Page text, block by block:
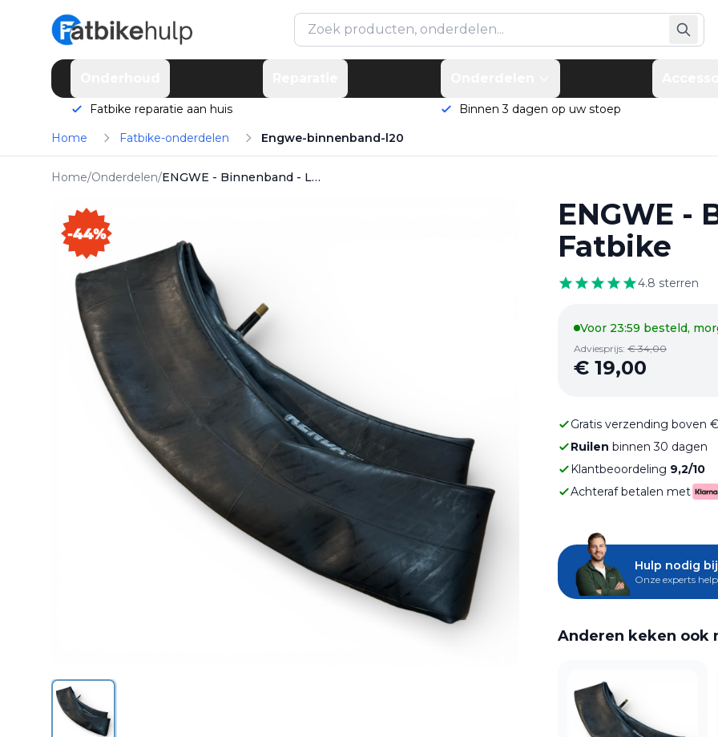
Fatbike reparatie aan huis Binnen 3 dagen op uw stoep
Home
Fatbike-onderdelen Engwe-binnenband-l20
Toegevoegd!
Product is toegevoegd aan je
Home/Onderdelen/ ENGWE - Binnenband - L20 - Fatbike
-44%
ENGWE -
Fatbike
4.8 sterren
Voor 23:59 besteld,
Adviesprijs: €34,00
€ 19,00
Gratis verzending boven
Ruilen binnen 30 dagen
Klantbeoordeling 9,2/10
Achteraf betalen met
Hulp nodig
Onze experts
Anderen keken ook